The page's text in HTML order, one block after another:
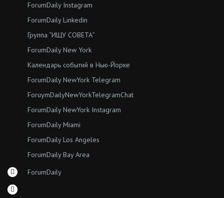
ForumDaily Instagram
ForumDaily Linkedin
Группа “ИЩУ СОВЕТА”
ForumDaily New York
Календарь событий в Нью-Йорке
ForumDaily NewYork Telegram
ForuymDailyNewYorkTelegramChat
ForumDaily NewYork Instagram
ForumDaily Miami
ForumDaily Los Angeles
ForumDaily Bay Area
ForumDaily